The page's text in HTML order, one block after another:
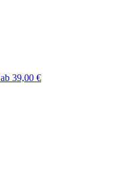
ab 39,00 €